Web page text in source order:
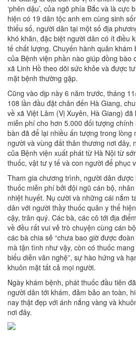
‘phên dậu’, của ngõ phía Bắc và là cực
hiện có 19 dân tộc anh em cùng sinh
thiểu số, người dân tại một số địa
khó khăn, đặc biệt người dân có ít điều
tế chất lượng. Chuyến hành quân khám
của Bệnh viện phần nào giúp đồng bào
xã Linh Hồ theo dõi sức khỏe và được
mặt bệnh thường gặp.
Cũng vào dịp này 6 năm trước, tháng
108 lần đầu đặt chân đến Hà Giang,
về xã Việt Lâm (Vị Xuyên, Hà Giang)
miễn phí cho hơn 5.000 đối tượng
bàn đã để lại nhiều ấn tượng trong lòng
người và vùng đất thân thương nơi đây,
của Bệnh viện xuất phát từ Hà Nội từ
thuốc, vật tư y tế và con người để phục
Tham gia chương trình, người dân
thuốc miễn phí bởi đội ngũ cán bộ,
nhiệt huyết. Nụ cười và những cái nắm
dân với người thầy thuốc quân y thể
cậy, trân quý. Các bà, các cô tới địa
về đều rất vui vẻ trò chuyện cùng cán
các bà chia sẻ “chưa bao giờ được
mà tận tình như vậy, còn có thuốc
biểu diễn văn nghệ”, sự hào hứng và
khuôn mặt tất cả mọi người.
Ngày khám bệnh, phát thuốc đầu tiên
người dân tới khám, đảm bảo an toàn,
nay thật đẹp với ánh nắng vàng và
nơi đây.